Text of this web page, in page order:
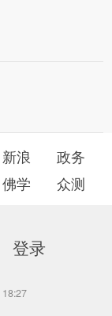
新浪
政务
佛学 众测
登录